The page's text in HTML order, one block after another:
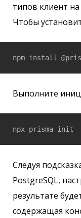
типов клиент
Чтобы
npm install
Выполните
npx prisma init
Следуя
PostgreSQL,
результате
содержащая